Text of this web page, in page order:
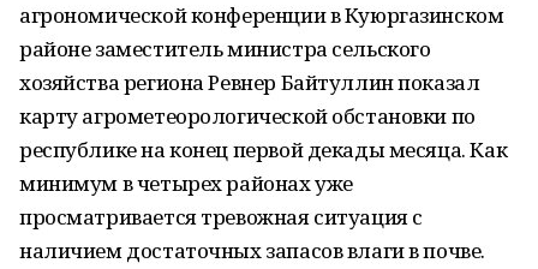
агрономической конференции в Куюргазинском
районе заместитель министра сельского
хозяйства региона Ревнер Байтуллин показал
карту агрометеорологической обстановки по
республике на конец первой декады месяца. Как
минимум в четырех районах уже
просматривается тревожная ситуация с
наличием достаточных запасов влаги в почве.